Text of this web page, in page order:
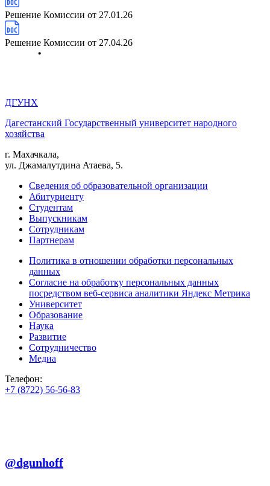
Решение Комиссии от 27.01.26
Решение Комиссии от 27.04.26
ДГУНХ
Дагестанский Государственный университет народного
хозяйства
г. Махачкала,
ул. Джамалутдина Атаева, 5.
Сведения об образовательной организации
Абитуриенту
Студентам
Выпускникам
Сотрудникам
Партнерам
Политика в отношении обработки персональных
данных
Согласие на обработку персональных данных
посредством веб-сервиса аналитики Яндекс Метрика
Университет
Образование
Наука
Развитие
Сотрудничество
Медиа
Телефон:
+7 (8722) 56-56-83
@dgunhoff